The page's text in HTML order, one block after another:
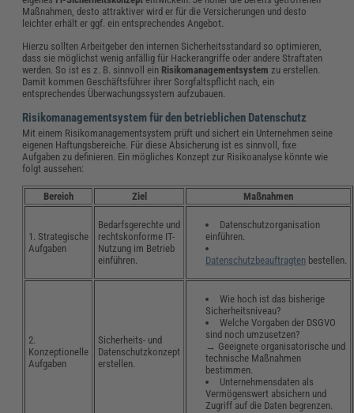
Maßnahmen, desto attraktiver wird er für die Versicherungen und desto
leichter erhält er ggf. ein entsprechendes Angebot.
Hierzu sollten Arbeitgeber den internen Sicherheitsstandard so optimieren,
dass sie möglichst wenig anfällig für Hackerangriffe oder andere Straftaten
werden. So ist es z. B. sinnvoll ein Risikomanagementsystem zu erstellen.
Damit kommen Geschäftsführer ihrer Sorgfaltspflicht nach, ein
entsprechendes Überwachungssystem aufzubauen.
Risikomanagementsystem für den betrieblichen Datenschutz
Mit einem Risikomanagementsystem prüft und sichert ein Unternehmen seine
eigenen Haftungsbereiche. Für diese Absicherung ist es sinnvoll, fixe
Aufgaben zu definieren. Ein mögliches Konzept zur Risikoanalyse könnte wie
folgt aussehen:
Bereich Ziel Maßnahmen
1. Strategische
Aufgaben
Bedarfsgerechte und
rechtskonforme IT-
Nutzung im Betrieb
einführen.
Datenschutzorganisation
einführen.
Datenschutzbeauftragten bestellen.
2.
Konzeptionelle
Aufgaben
Sicherheits- und
Datenschutzkonzept
erstellen.
Wie hoch ist das bisherige
Sicherheitsniveau?
Welche Vorgaben der DSGVO
sind noch umzusetzen?
→ Geeignete organisatorische und
technische Maßnahmen
bestimmen.
Unternehmensdaten als
Vermögenswert absichern und
Zugriff auf die Daten begrenzen.